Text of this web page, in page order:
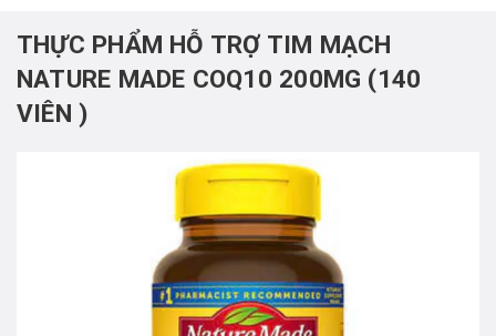
THỰC PHẨM HỖ TRỢ TIM MẠCH
NATURE MADE COQ10 200MG (140
VIÊN )